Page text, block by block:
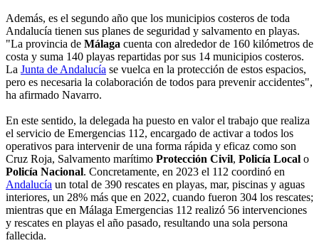
Además, es el segundo año que los municipios costeros de toda
Andalucía tienen sus planes de seguridad y salvamento en playas.
"La provincia de Málaga cuenta con alrededor de 160 kilómetros de
costa y suma 140 playas repartidas por sus 14 municipios costeros.
La Junta de Andalucía se vuelca en la protección de estos espacios,
pero es necesaria la colaboración de todos para prevenir accidentes",
ha afirmado Navarro.
En este sentido, la delegada ha puesto en valor el trabajo que realiza
el servicio de Emergencias 112, encargado de activar a todos los
operativos para intervenir de una forma rápida y eficaz como son
Cruz Roja, Salvamento marítimo Protección Civil, Policía Local o
Policía Nacional. Concretamente, en 2023 el 112 coordinó en
Andalucía un total de 390 rescates en playas, mar, piscinas y aguas
interiores, un 28% más que en 2022, cuando fueron 304 los rescates;
mientras que en Málaga Emergencias 112 realizó 56 intervenciones
y rescates en playas el año pasado, resultando una sola persona
fallecida.